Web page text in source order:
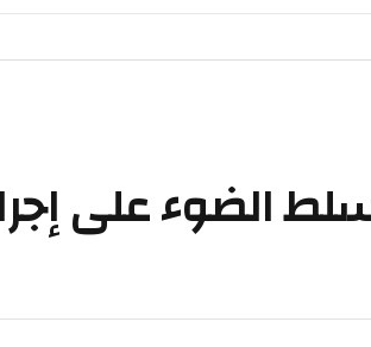
الضوء على إجرام